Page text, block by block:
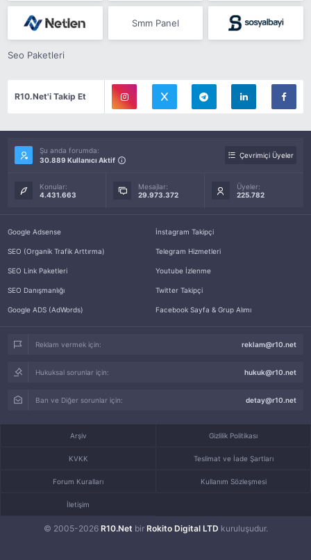
Smm Panel
Seo Paketleri
R10.Net'i Takip Et
Şu anda forumda:
30.889 Kullanıcı Aktif
Çevrimiçi Üyeler
Konular:
4.431.663
Mesajlar:
29.973.372
Üyeler:
225.782
Google Adsense
SEO (Organik Trafik Arttırma)
SEO Link Paketleri
SEO Danışmanlığı
Google ADS (AdWords)
İnstagram Takipçi
Telegram Hizmetleri
Youtube İzlenme
Twitter Takipçi
Facebook Sayfa & Grup Alımı
Reklam vermek için: reklam@r10.net
Hukuksal sorunlar için: hukuk@r10.net
Ban ve Diğer sorunlar için: detay@r10.net
© 2005-2026 R10.Net bir Rokito Digital LTD kuruluşudur.
Arşiv Gizlilik Politikası
KVKK Teslimat ve İade Şartları
Forum Kuralları Kullanım Sözleşmesi
İletişim